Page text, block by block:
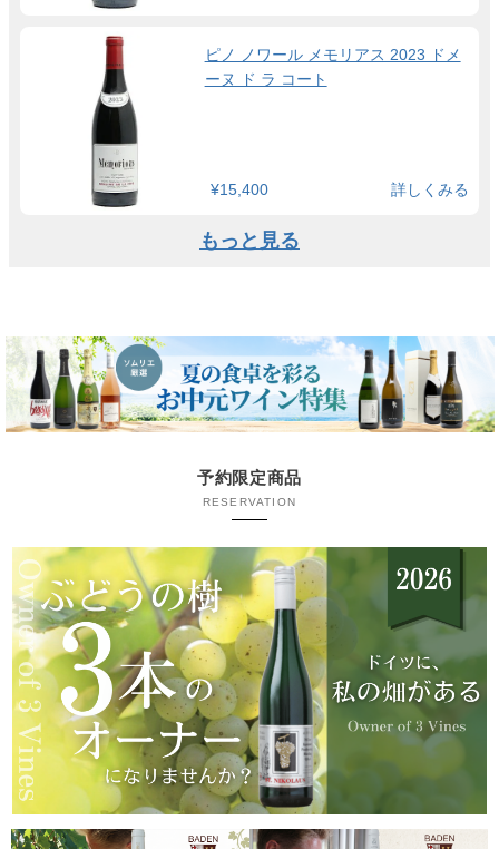
ピノ ノワール メモリアス 2023 ドメ
ーヌ ド ラ コート
¥15,400 詳しくみる
もっと見る
予約限定商品
RESERVATION